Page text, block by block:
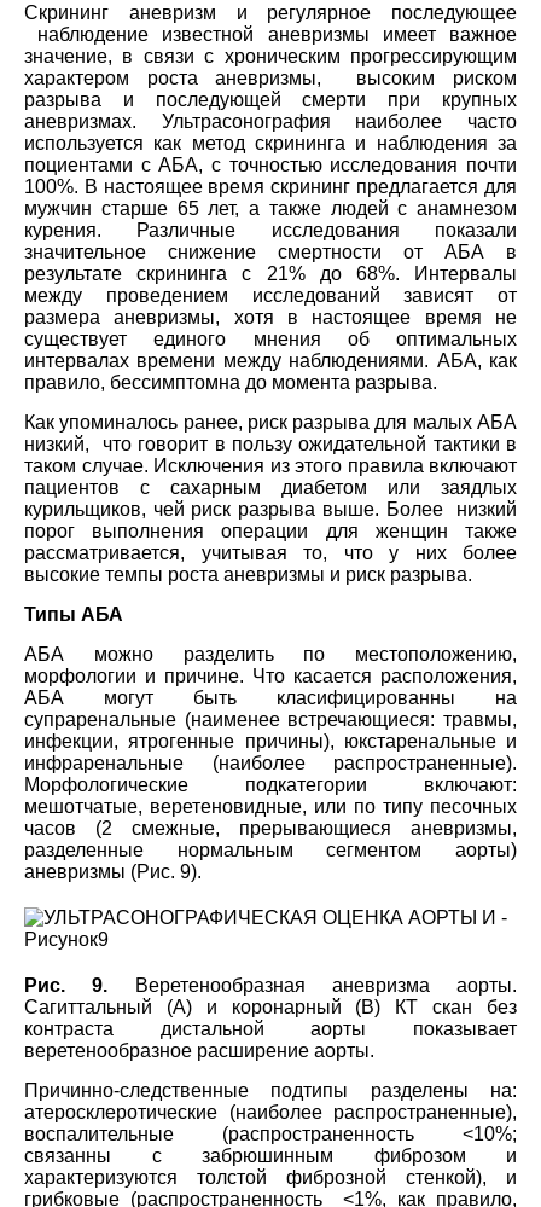
Скрининг аневризм и регулярное последующее
наблюдение известной аневризмы имеет важное
значение, в связи с хроническим прогрессирующим
характером роста аневризмы, высоким риском
разрыва и последующей смерти при крупных
аневризмах. Ультрасонография наиболее часто
используется как метод скрининга и наблюдения за
поциентами с АБА, с точностью исследования почти
100%. В настоящее время скрининг предлагается для
мужчин старше 65 лет, а также людей с анамнезом
курения. Различные исследования показали
значительное снижение смертности от АБА в
результате скрининга с 21% до 68%. Интервалы
между проведением исследований зависят от
размера аневризмы, хотя в настоящее время не
существует единого мнения об оптимальных
интервалах времени между наблюдениями. АБА, как
правило, бессимптомна до момента разрыва.
Как упоминалось ранее, риск разрыва для малых АБА
низкий, что говорит в пользу ожидательной тактики в
таком случае. Исключения из этого правила включают
пациентов с сахарным диабетом или заядлых
курильщиков, чей риск разрыва выше. Более низкий
порог выполнения операции для женщин также
рассматривается, учитывая то, что у них более
высокие темпы роста аневризмы и риск разрыва.
Типы АБА
АБА можно разделить по местоположению,
морфологии и причине. Что касается расположения,
АБА могут быть класифицированны на
супраренальные (наименее встречающиеся: травмы,
инфекции, ятрогенные причины), юкстаренальные и
инфраренальные (наиболее распространенные).
Морфологические подкатегории включают:
мешотчатые, веретеновидные, или по типу песочных
часов (2 смежные, прерывающиеся аневризмы,
разделенные нормальным сегментом аорты)
аневризмы (Рис. 9).
Рис. 9. Веретенообразная аневризма аорты.
Сагиттальный (А) и коронарный (В) КТ скан без
контраста дистальной аорты показывает
веретенообразное расширение аорты.
Причинно-следственные подтипы разделены на:
атеросклеротические (наиболее распространенные),
воспалительные (распространенность <10%;
связанны с забрюшинным фиброзом и
характеризуются толстой фиброзной стенкой), и
грибковые (распространенность <1%, как правило,